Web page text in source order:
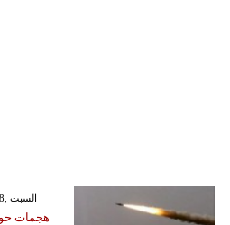
GMT 18:25 1970 السبت ,08 آب / أغسطس
هجمات